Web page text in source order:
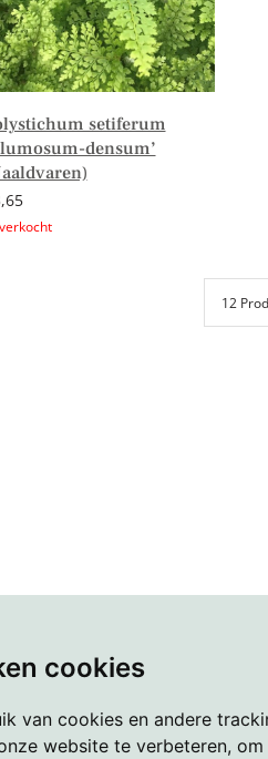
cookies
van cookies en andere
website te verbeteren,
setiferum
densum’